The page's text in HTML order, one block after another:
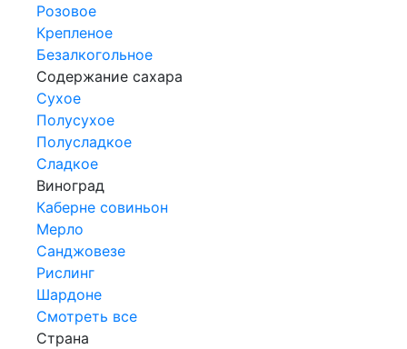
Розовое
Крепленое
Безалкогольное
Содержание сахара
Сухое
Полусухое
Полусладкое
Сладкое
Виноград
Каберне совиньон
Мерло
Санджовезе
Рислинг
Шардоне
Смотреть все
Страна